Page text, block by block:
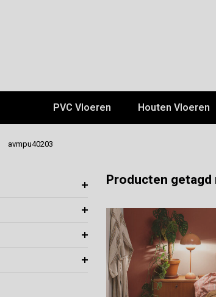
PVC Vloeren Houten Vloeren
avmpu40203
Producten